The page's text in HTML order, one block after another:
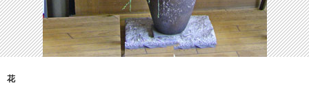
花